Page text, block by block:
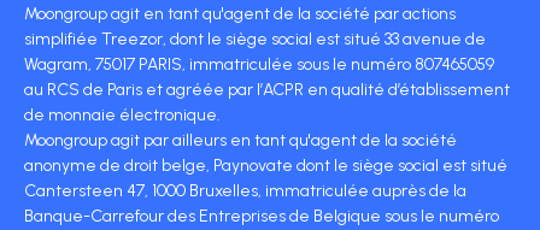
Moongroup agit en tant qu'agent de la société par actions
simplifiée Treezor, dont le siège social est situé 33 avenue de
Wagram, 75017 PARIS, immatriculée sous le numéro 807465059
au RCS de Paris et agréée par l’ACPR en qualité d’établissement
de monnaie électronique.
Moongroup agit par ailleurs en tant qu'agent de la société
anonyme de droit belge, Paynovate dont le siège social est situé
Cantersteen 47, 1000 Bruxelles, immatriculée auprès de la
Banque-Carrefour des Entreprises de Belgique sous le numéro